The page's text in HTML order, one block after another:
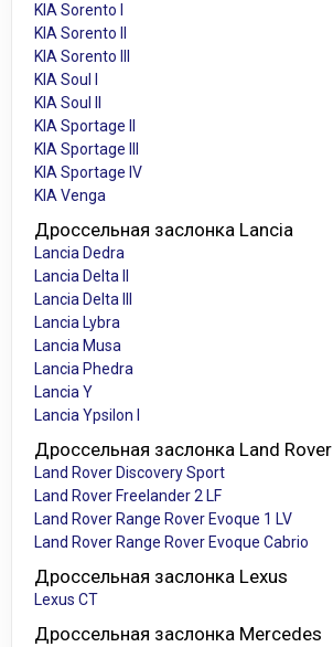
KIA Sorento I
KIA Sorento II
KIA Sorento III
KIA Soul I
KIA Soul II
KIA Sportage II
KIA Sportage III
KIA Sportage IV
KIA Venga
Дроссельная заслонка Lancia
Lancia Dedra
Lancia Delta II
Lancia Delta III
Lancia Lybra
Lancia Musa
Lancia Phedra
Lancia Y
Lancia Ypsilon I
Дроссельная заслонка Land Rover
Land Rover Discovery Sport
Land Rover Freelander 2 LF
Land Rover Range Rover Evoque 1 LV
Land Rover Range Rover Evoque Cabrio
Дроссельная заслонка Lexus
Lexus CT
Дроссельная заслонка Mercedes